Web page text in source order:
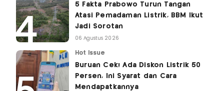
5 Fakta Prabowo Turun Tangan
Atasi Pemadaman Listrik, BBM Ikut
Jadi Sorotan
06 Agustus 2026
Hot Issue
Buruan Cek! Ada Diskon Listrik 50
Persen, Ini Syarat dan Cara
Mendapatkannya